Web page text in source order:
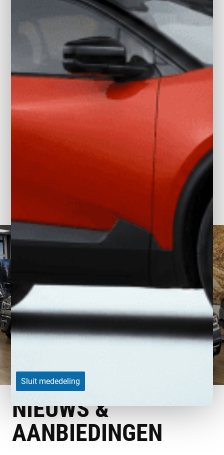
Sluit mededeling
HOGE KWALITEIT
VERDIENT
KWALITEIT
Niestcar is al vanaf 1985 een echt dealerbedrijf en sinds
2004 officieel Subaru 6-sterren dealer. Tevens oud dealer
van het merk MG/Rover en gespecialiseerd in Land
Rover & MINI. Kortom: al 41 jaar een hecht familie bedrijf
en een begrip in Noord-Holland en ver daarbuiten!
NIEUWS &
AANBIEDINGEN